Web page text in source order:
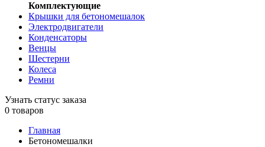
Комплектующие
Крышки для бетономешалок
Электродвигатели
Конденсаторы
Венцы
Шестерни
Колеса
Ремни
Узнать статус заказа
0 товаров
Главная
Бетономешалки